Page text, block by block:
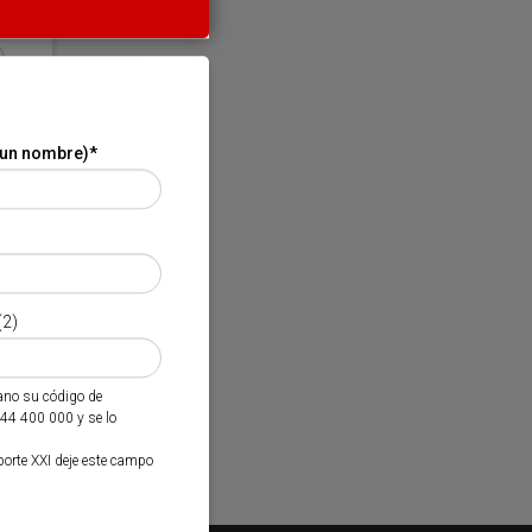
nombre)*
su código de
400 000 y se lo
XXI deje este campo